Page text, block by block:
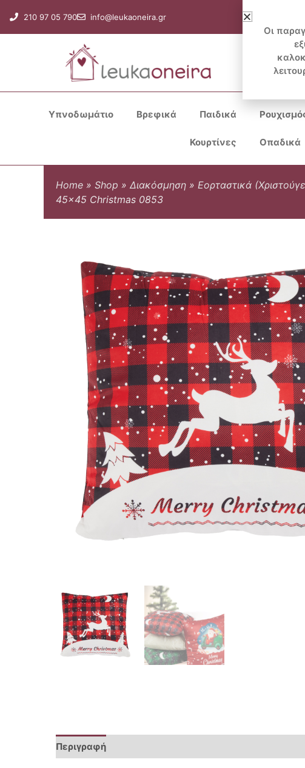
στο
περιεχόμενο
210 97 05 790 info@leukaoneira.gr
...
Υπνοδωμάτιο Βρεφικά Παιδικά
Κουρτίνες Οπαδικά
Home » Shop » Διακόσμηση » Εορταστικά
45×45 Christmas 0853
Περιγραφή
Οι